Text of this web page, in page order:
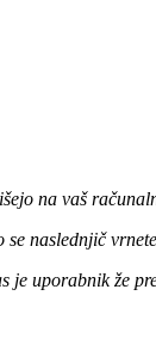
na vaš
naslednjič
je uporabnik že